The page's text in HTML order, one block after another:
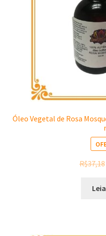
Óleo Vegetal de Rosa
R$37,18